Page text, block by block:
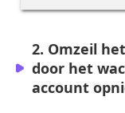
2. Omzeil
door het
account